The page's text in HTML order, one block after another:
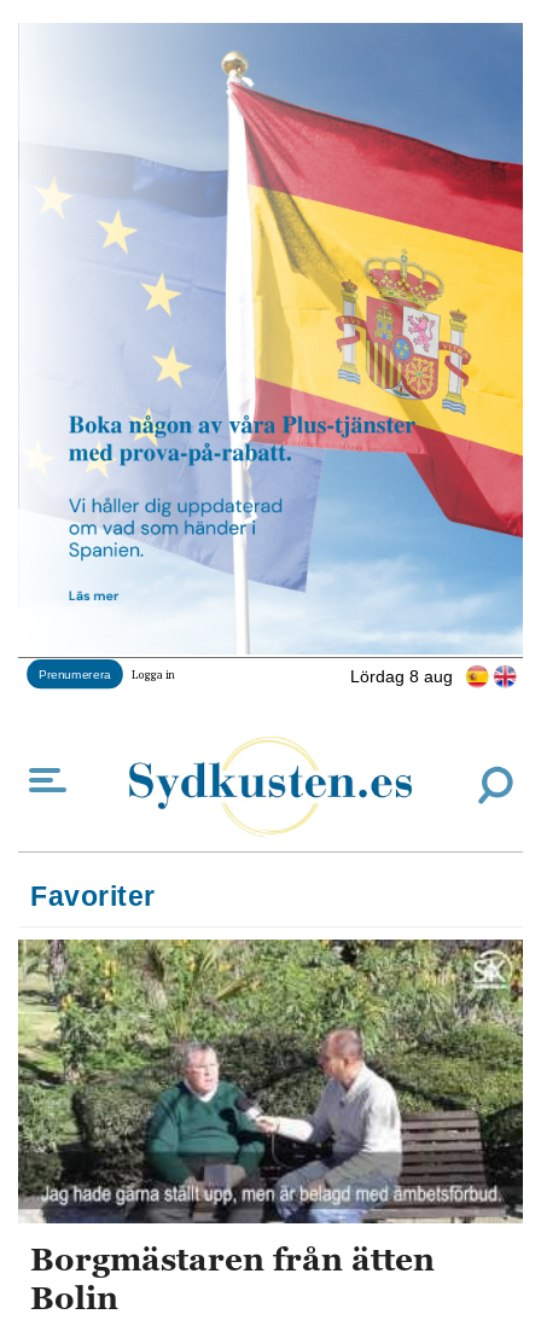
Lördag 8 aug
Prenumerera Logga in
Favoriter
Borgmästaren från ätten
Bolin